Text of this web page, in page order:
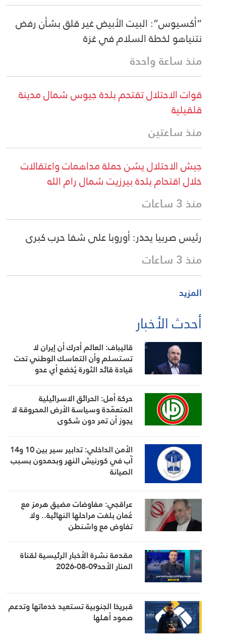
“أكسيوس”: البيت الأبيض غير قلق بشأن رفض
نتنياهو لخطة السلام في غزة
منذ ساعة واحدة
قوات الاحتلال تقتحم بلدة جيوس شمال مدينة
قلقيلية
منذ ساعتين
جيش الاحتلال يشن حملة مداهمات واعتقالات
خلال اقتحام بلدة بيرزيت شمال رام الله
منذ 3 ساعات
رئيس صربيا يحذر: أوروبا على شفا حرب كبرى
منذ 3 ساعات
المزيد
أحدث الأخبار
قاليباف: العالم أدرك أن إيران لا
تستسلم وأن التماسك الوطني تحت
قيادة قائد الثورة يُخضع أي عدو
حركة أمل: الحرائق الاسرائيلية
المتعمّدة وسياسة الأرض المحروقة لا
يجوز أن تمر دون شكوى
الأمن الداخلي: تدابير سير بين 10 و14
آب في كورنيش النهر وبحمدون بسبب
الصيانة
عراقجي: مفاوضات مضيق هرمز مع
عُمان بلغت مراحلها النهائية.. ولا
تفاوض مع واشنطن
مقدمة نشرة الأخبار الرئيسية لقناة
المنار الأحد09-08-2026
قبريخا الجنوبية تستعيد خدماتها وتدعم
صمود أهلها